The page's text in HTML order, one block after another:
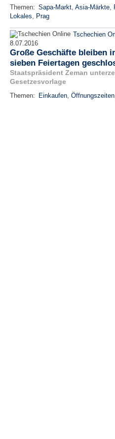
Themen: Sapa-Markt, Asia-Märkte,
Lokales, Prag
Tschechien
8.07.2016
Große Geschäfte bleiben
sieben Feiertagen
Staatspräsident Zeman
Gesetzesvorlage
Themen: Einkaufen, Öffnungszeiten